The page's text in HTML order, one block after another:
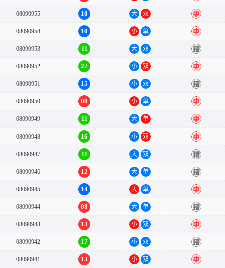
08090955 10 大 双 中
08090954 10 小 单 中
08090953 11 大 双 错
08090952 22 小 双 中
08090951 15 小 双 错
08090950 08 小 单 中
08090949 11 大 单 中
08090948 16 小 双 中
08090947 11 大 双 错
08090946 12 大 单 错
08090945 14 大 单 中
08090944 08 大 单 错
08090943 13 小 双 中
08090942 17 小 双 错
08090941 13 小 双 中